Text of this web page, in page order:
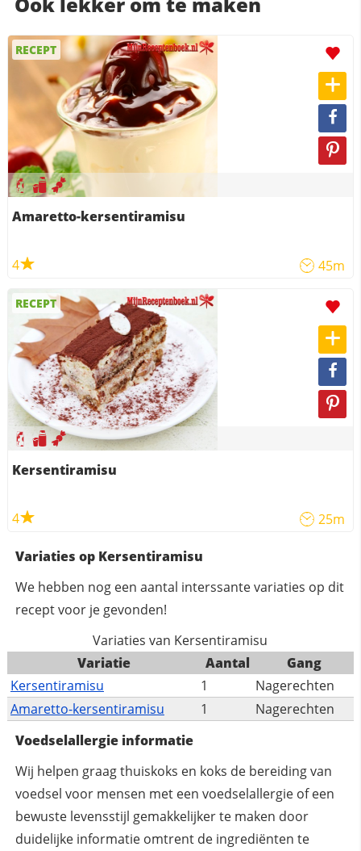
RECEPT
Amaretto-kersentiramisu
4 45m
RECEPT
Kersentiramisu
4 25m
Variaties op Kersentiramisu
We hebben nog een aantal interssante variaties op dit
recept voor je gevonden!
Variaties van Kersentiramisu
Variatie
Aantal
Gang
Kersentiramisu
1
Nagerechten
Amaretto-kersentiramisu
1
Nagerechten
Voedselallergie informatie
Wij helpen graag thuiskoks en koks de bereiding van
voedsel voor mensen met een voedselallergie of een
bewuste levensstijl gemakkelijker te maken door
duidelijke informatie omtrent de ingrediënten te